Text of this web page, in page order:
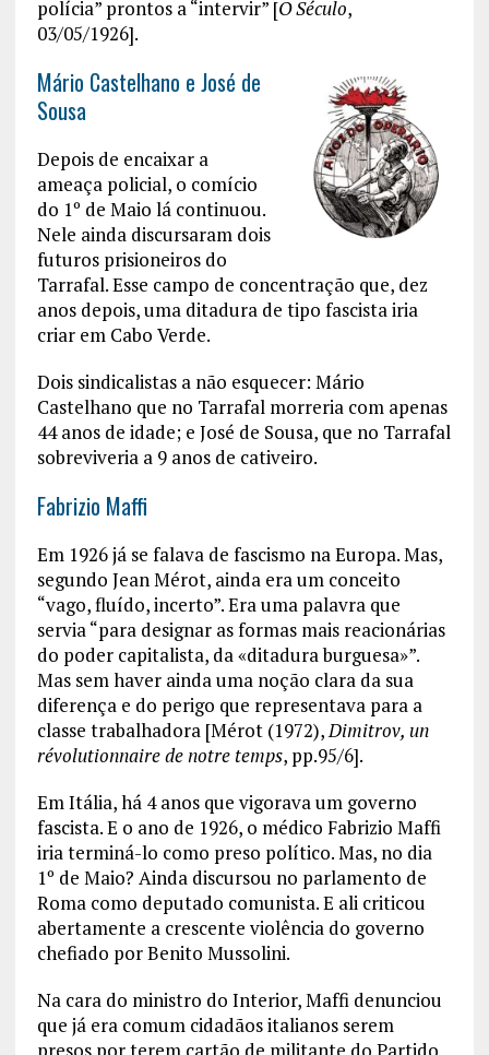
polícia” prontos a “intervir” [O Século,
03/05/1926].
Mário Castelhano e José de
Sousa
Depois de encaixar a
ameaça policial, o comício
do 1º de Maio lá continuou.
Nele ainda discursaram dois
futuros prisioneiros do
Tarrafal. Esse campo de concentração que, dez
anos depois, uma ditadura de tipo fascista iria
criar em Cabo Verde.
Dois sindicalistas a não esquecer: Mário
Castelhano que no Tarrafal morreria com apenas
44 anos de idade; e José de Sousa, que no Tarrafal
sobreviveria a 9 anos de cativeiro.
Fabrizio Maffi
Em 1926 já se falava de fascismo na Europa. Mas,
segundo Jean Mérot, ainda era um conceito
“vago, fluído, incerto”. Era uma palavra que
servia “para designar as formas mais reacionárias
do poder capitalista, da «ditadura burguesa»”.
Mas sem haver ainda uma noção clara da sua
diferença e do perigo que representava para a
classe trabalhadora [Mérot (1972),Dimitrov, un
révolutionnaire de notre temps, pp.95/6].
Em Itália, há 4 anos que vigorava um governo
fascista. E o ano de 1926, o médico Fabrizio Maffi
iria terminá-lo como preso político. Mas, no dia
1º de Maio? Ainda discursou no parlamento de
Roma como deputado comunista. E ali criticou
abertamente a crescente violência do governo
chefiado por Benito Mussolini.
Na cara do ministro do Interior, Maffi denunciou
que já era comum cidadãos italianos serem
presos por terem cartão de militante do Partido